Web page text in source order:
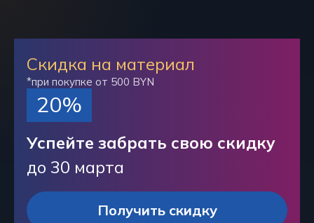
Скидка на материал
*при покупке от 500 BYN
20%
Успейте забрать свою скидку
до 30 марта
Получить скидку